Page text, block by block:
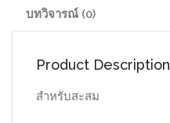
บทวิจารณ์ (0)
Product Description
สำหรับสะสม